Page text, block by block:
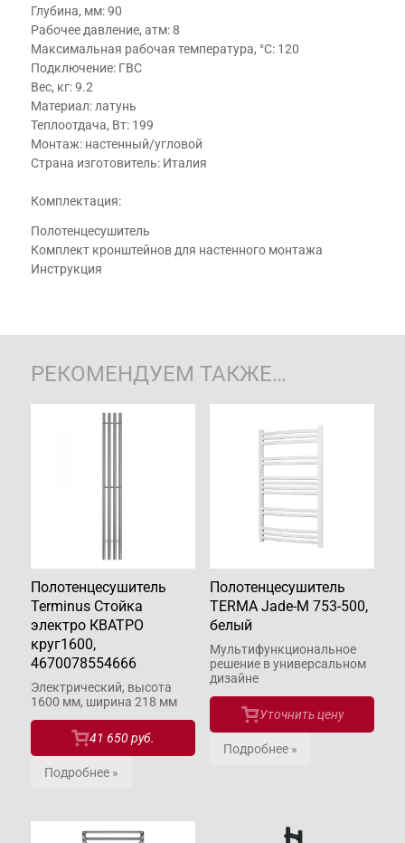
Глубина, мм: 90
Рабочее давление, атм: 8
Максимальная рабочая температура, °С: 120
Подключение: ГВС
Вес, кг: 9.2
Материал: латунь
Теплоотдача, Вт: 199
Монтаж: настенный/угловой
Страна изготовитель: Италия
Комплектация:
Полотенцесушитель
Комплект кронштейнов для настенного монтажа
Инструкция
РЕКОМЕНДУЕМ ТАКЖЕ…
Полотенцесушитель
Terminus Стойка
электро КВАТРО
круг1600,
4670078554666
Электрический, высота
1600 мм, ширина 218 мм
41 650 руб.
Подробнее »
Полотенцесушитель
TERMA Jade-M 753-500,
белый
Мультифункциональное
решение в универсальном
дизайне
Уточнить цену
Подробнее »